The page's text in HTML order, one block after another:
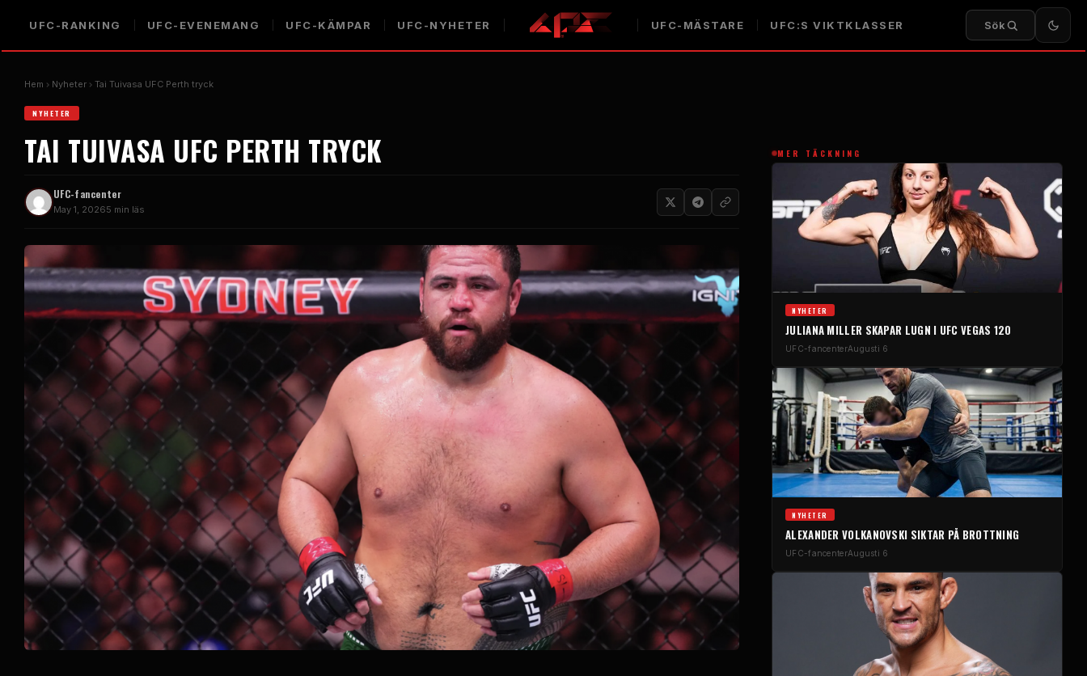
UFC-RANKING UFC-EVENEMANG UFC-KÄMPAR UFC-NYHETER UFC-MÄSTARE UFC:S VIKTKLASSER Sök
Hem Nyheter Tai Tuivasa UFC Perth tryck
NYHETER
TAI TUIVASA UFC PERTH TRYCK
UFC-fancenter
May 1, 20265 min läs
MER TÄCKNING
NYHETER
JULIANA MILLER SKAPAR LUGN I UFC VEGAS 120
UFC-fancenterAugusti 6
NYHETER
ALEXANDER VOLKANOVSKI SIKTAR PÅ BROTTNING
UFC-fancenterAugusti 6